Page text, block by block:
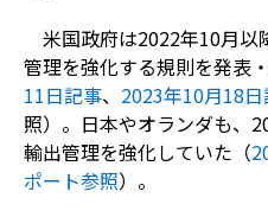
米国政府は2022年10月以
管理を強化する規則を発表
11日記事、 2023年10月18
照）。日本やオランダも、
輸出管理を強化していた（
ポート参照）。